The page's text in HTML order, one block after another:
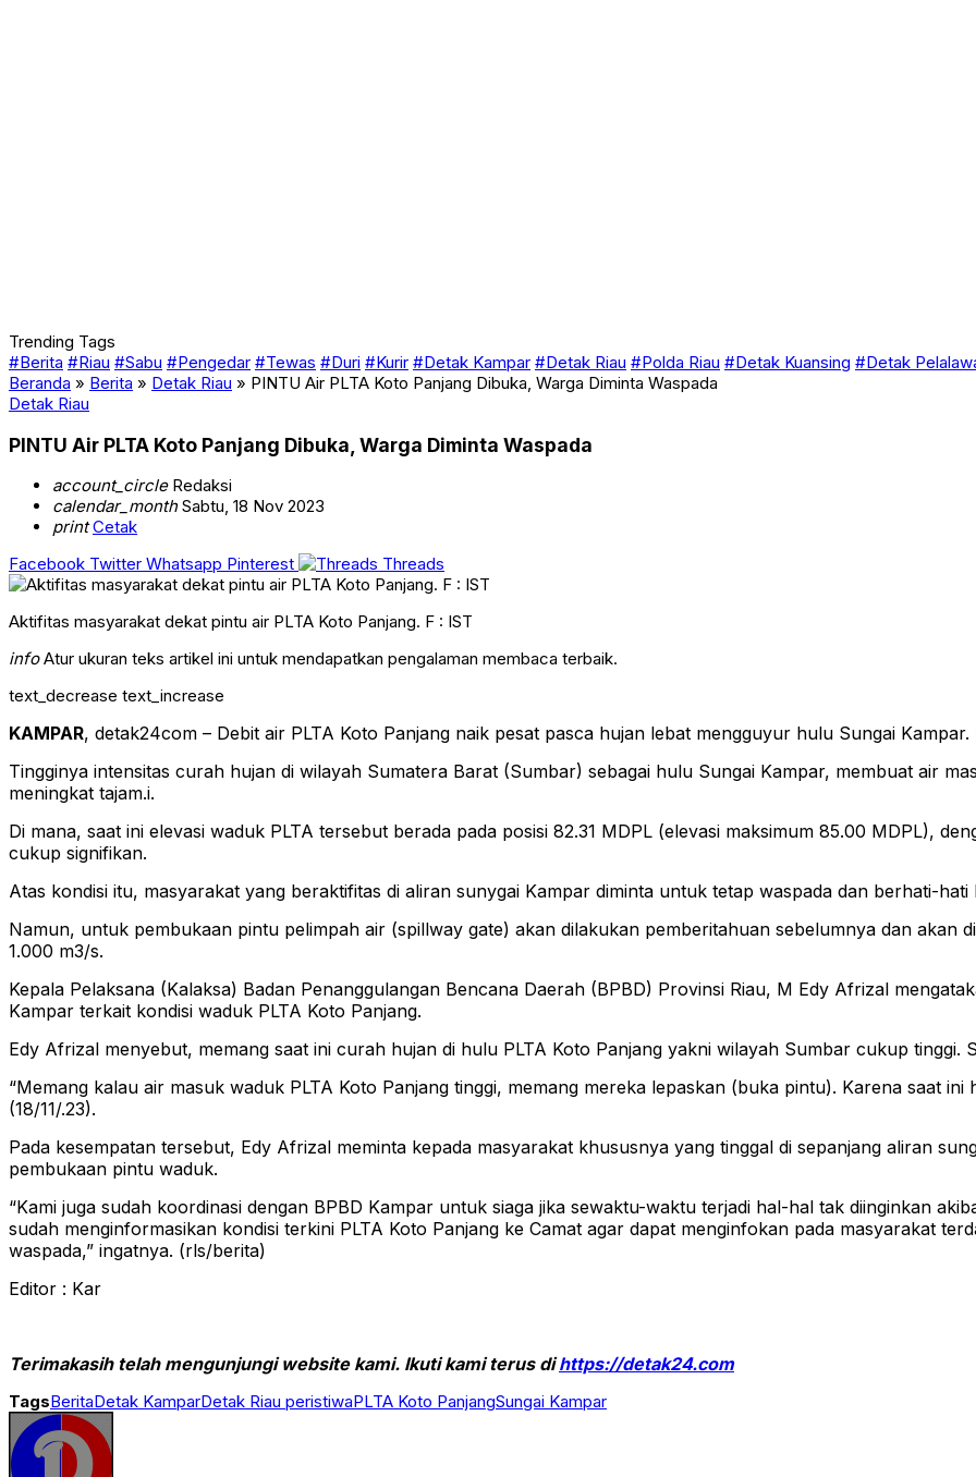
Trending Tags
#Berita #Riau #Sabu #Pengedar #Tewas #Duri #Kurir #Detak Kampar #Detak Riau #Polda Riau #Detak Kuansing #Detak
Beranda » Berita » Detak Riau » PINTU Air PLTA Koto Panjang Dibuka, Warga Diminta Waspada
Detak Riau
PINTU Air PLTA Koto Panjang Dibuka, Warga Diminta Waspada
account_circleRedaksi
calendar_monthSabtu, 18 Nov 2023
print Cetak
Facebook Twitter Whatsapp Pinterest Threads
Aktifitas masyarakat dekat pintu air PLTA Koto Panjang. F : IST
infoAtur ukuran teks artikel ini untuk mendapatkan pengalaman membaca terbaik.
text_decrease text_increase
KAMPAR, detak24com – Debit air PLTA Koto Panjang naik pesat pasca hujan lebat mengguyur hulu Sungai
Tingginya intensitas curah hujan di wilayah Sumatera Barat (Sumbar) sebagai hulu Sungai Kampar, membuat air
meningkat tajam.i.
Di mana, saat ini elevasi waduk PLTA tersebut berada pada posisi 82.31 MDPL (elevasi maksimum 85.00 MDPL),
cukup signifikan.
Atas kondisi itu, masyarakat yang beraktifitas di aliran sunygai Kampar diminta untuk tetap waspada dan berhati-
Namun, untuk pembukaan pintu pelimpah air (spillway gate) akan dilakukan pemberitahuan sebelumnya dan akan
1.000 m3/s.
Kepala Pelaksana (Kalaksa) Badan Penanggulangan Bencana Daerah (BPBD) Provinsi Riau, M Edy Afrizal
Kampar terkait kondisi waduk PLTA Koto Panjang.
Edy Afrizal menyebut, memang saat ini curah hujan di hulu PLTA Koto Panjang yakni wilayah Sumbar cukup tinggi.
“Memang kalau air masuk waduk PLTA Koto Panjang tinggi, memang mereka lepaskan (buka pintu). Karena saat
(18/11/.23).
Pada kesempatan tersebut, Edy Afrizal meminta kepada masyarakat khususnya yang tinggal di sepanjang aliran
pembukaan pintu waduk.
“Kami juga sudah koordinasi dengan BPBD Kampar untuk siaga jika sewaktu-waktu terjadi hal-hal tak diinginkan
sudah menginformasikan kondisi terkini PLTA Koto Panjang ke Camat agar dapat menginfokan pada masyarakat
waspada,” ingatnya. (rls/berita)
Editor : Kar
Terimakasih telah mengunjungi website kami. Ikuti kami terus dihttps://detak24.com
TagsBeritaDetak KamparDetak Riau peristiwaPLTA Koto PanjangSungai Kampar